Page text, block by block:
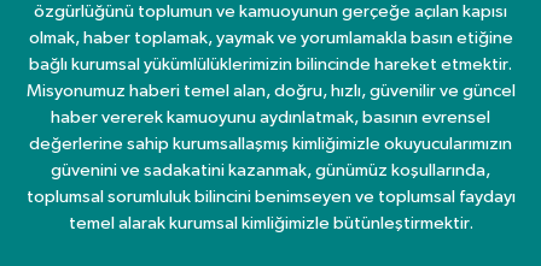
özgürlüğünü toplumun ve kamuoyunun gerçeğe açılan kapısı
olmak, haber toplamak, yaymak ve yorumlamakla basın etiğine
bağlı kurumsal yükümlülüklerimizin bilincinde hareket etmektir.
Misyonumuz haberi temel alan, doğru, hızlı, güvenilir ve güncel
haber vererek kamuoyunu aydınlatmak, basının evrensel
değerlerine sahip kurumsallaşmış kimliğimizle okuyucularımızın
güvenini ve sadakatini kazanmak, günümüz koşullarında,
toplumsal sorumluluk bilincini benimseyen ve toplumsal faydayı
temel alarak kurumsal kimliğimizle bütünleştirmektir.